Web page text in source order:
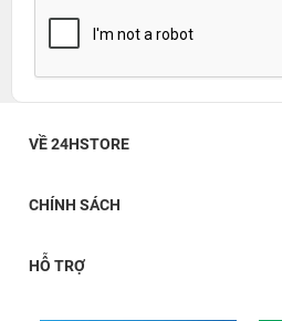
Màn hình: TFT LCD, 12.4
Chip xử lý (CPU): Snapdragon
Bộ nhớ RAM: 4 GB/ 64 GB
Thẻ nhớ: Micro SD, hỗ trợ tối
- Dày 6.3mm
VỀ 24HSTORE
CHÍNH SÁCH
HỖ TRỢ